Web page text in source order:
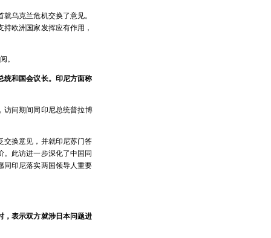
乌克兰危机交换了意见。
欧洲国家发挥应有作用，
。
统和国会议长。印尼方面称
访问期间同印尼总统普拉博
交换意见，并就印尼苏门答
此访进一步深化了中国同
同印尼落实两国领导人重要
，表示双方就涉日本问题进